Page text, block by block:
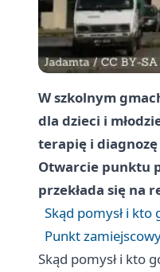
W szkolnym
dla dzieci i
terapię i diagnozę
Otwarcie punktu
przekłada się na
Skąd pomysł i kto
Punkt
Skąd pomysł i kto